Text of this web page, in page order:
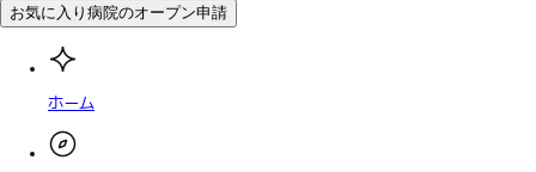
お気に入り病院のオープン申請
ホーム